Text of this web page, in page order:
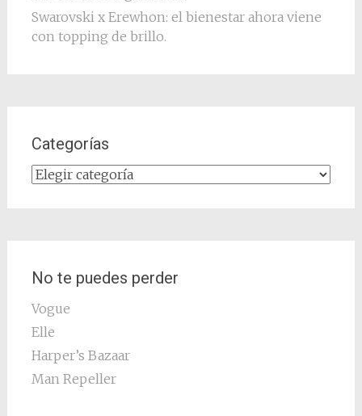
Swarovski x Erewhon: el bienestar ahora viene
con topping de brillo.
Categorías
Categorías
No te puedes perder
Vogue
Elle
Harper’s Bazaar
Man Repeller